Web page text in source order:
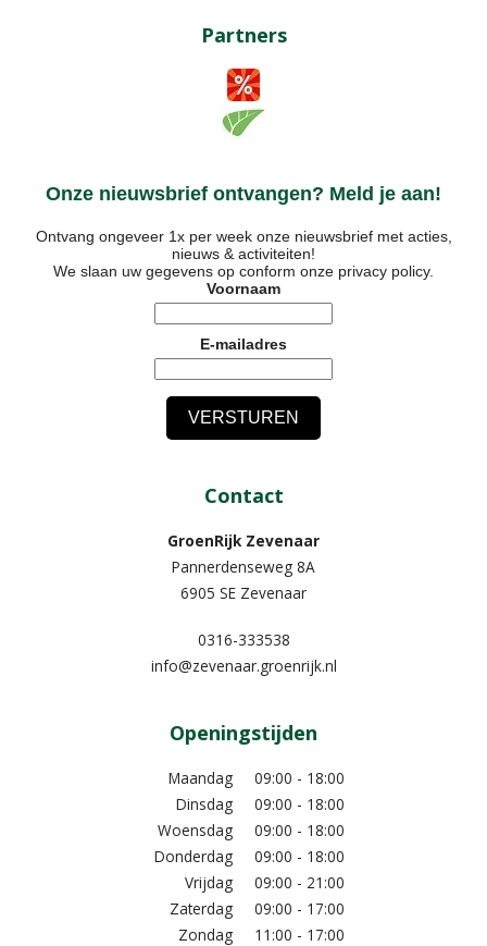
Partners
Onze nieuwsbrief ontvangen? Meld je aan!
Ontvang ongeveer 1x per week onze nieuwsbrief met acties,
nieuws & activiteiten!
We slaan uw gegevens op conform onze privacy policy.
Voornaam
E-mailadres
Contact
GroenRijk Zevenaar​
Pannerdenseweg 8A
6905 SE Zevenaar
0316-333538
info@zevenaar.groenrijk.nl
Openingstijden
Maandag
09:00 - 18:00
Dinsdag
09:00 - 18:00
Woensdag
09:00 - 18:00
Donderdag
09:00 - 18:00
Vrijdag
09:00 - 21:00
Zaterdag
09:00 - 17:00
Zondag
11:00 - 17:00